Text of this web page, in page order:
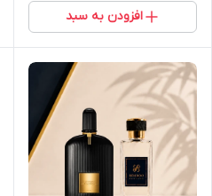
افزودن به سبد